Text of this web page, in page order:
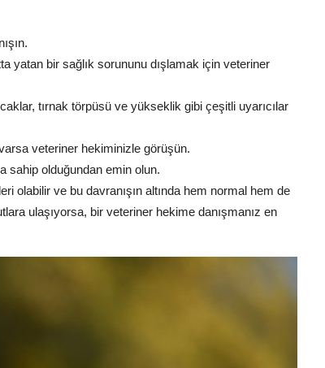
yatan bir sağlık sorununu dışlamak için veteriner
tırnak törpüsü ve yükseklik gibi çeşitli uyarıcılar
veteriner hekiminizle görüşün.
sahip olduğundan emin olun.
olabilir ve bu davranışın altında hem normal hem de
ulaşıyorsa, bir veteriner hekime danışmanız en